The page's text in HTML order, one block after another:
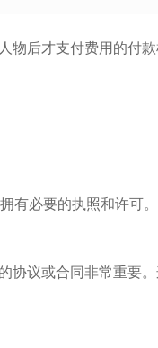
后才支付费用的付
有必要的执照和许可。
议或合同非常重要